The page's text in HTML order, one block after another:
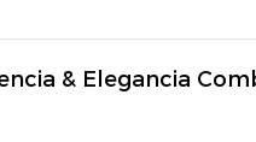
& Elegancia